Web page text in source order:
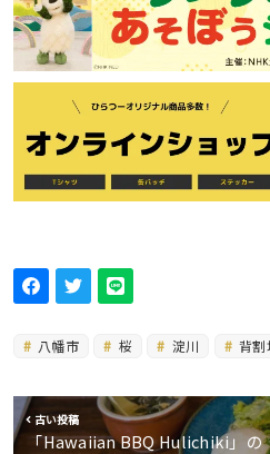
八幡市 桜 淀川 背割
古い投稿
「Hawaiian BBQ Hulichiki」